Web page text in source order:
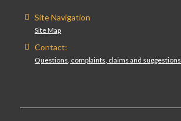
Site Navigation
Site Map
Contact:
Questions, complaints, claims and suggestions